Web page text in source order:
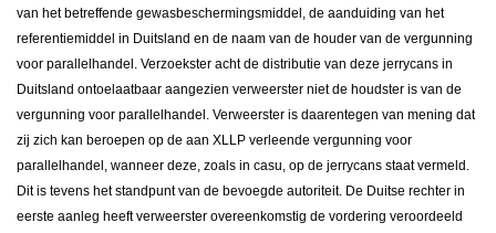
van het betreffende gewasbeschermingsmiddel, de aanduiding van het
referentiemiddel in Duitsland en de naam van de houder van de vergunning
voor parallelhandel. Verzoekster acht de distributie van deze jerrycans in
Duitsland ontoelaatbaar aangezien verweerster niet de houdster is van de
vergunning voor parallelhandel. Verweerster is daarentegen van mening dat
zij zich kan beroepen op de aan XLLP verleende vergunning voor
parallelhandel, wanneer deze, zoals in casu, op de jerrycans staat vermeld.
Dit is tevens het standpunt van de bevoegde autoriteit. De Duitse rechter in
eerste aanleg heeft verweerster overeenkomstig de vordering veroordeeld